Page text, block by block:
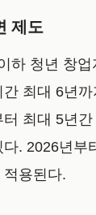
제도
하 청년 창
최대 6년
최대 5년
. 2026년부
용된다.